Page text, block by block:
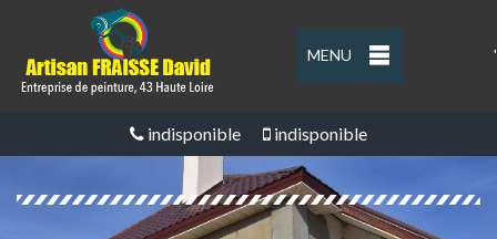
MENU '
indisponible indisponible